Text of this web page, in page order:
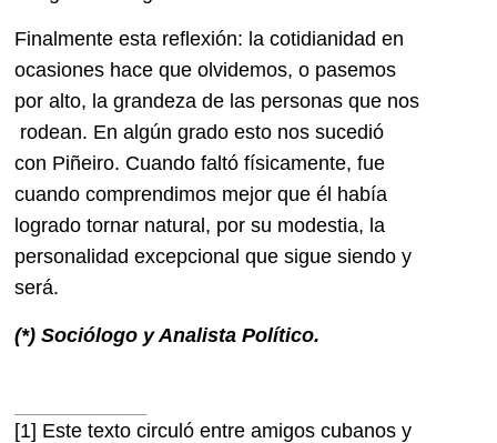
Finalmente esta reflexión: la cotidianidad en
ocasiones hace que olvidemos, o pasemos
por alto, la grandeza de las personas que nos
rodean. En algún grado esto nos sucedió
con Piñeiro. Cuando faltó físicamente, fue
cuando comprendimos mejor que él había
logrado tornar natural, por su modestia, la
personalidad excepcional que sigue siendo y
será.
(*) Sociólogo y Analista Político.
[1] Este texto circuló entre amigos cubanos y